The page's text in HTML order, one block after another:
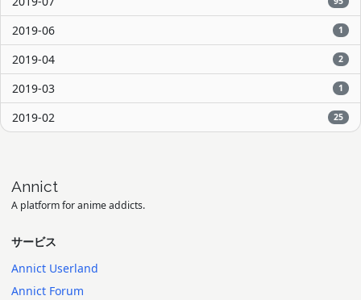
2019-06 1
2019-04 2
2019-03 1
2019-02 25
Annict
A platform for anime addicts.
サービス
Annict Userland
Annict Forum